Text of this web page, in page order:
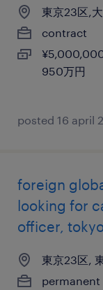
東京23区,
contract
950万円
posted 16 april
foreign
looking for
officer,
東京23区,
permanent